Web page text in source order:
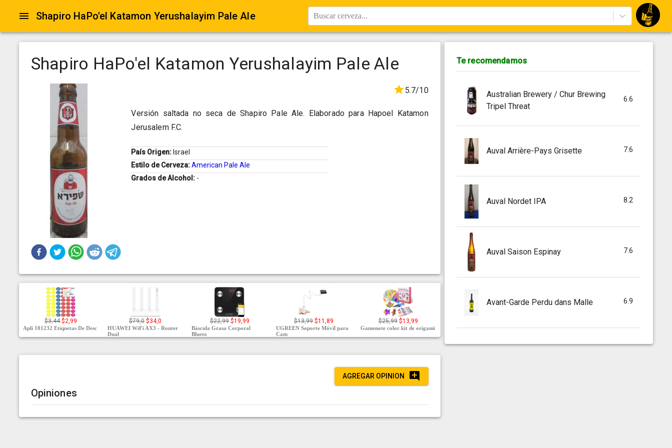
Shapiro HaPo'el Katamon Yerushalayim Pale Ale Buscar cerveza...
Shapiro HaPo'el Katamon Yerushalayim Pale Ale
5.7/10
Versión saltada no seca de Shapiro Pale Ale. Elaborado para Hapoel Katamon
Jerusalem F.C.
País Origen: Israel
Estilo de Cerveza:American Pale Ale
Grados de Alcohol: -
$3,44 $2,99
Apli 101232 Etiquetas De Desc
$79,0 $34,0
HUAWEI WiFi AX3 - Router
Dual
$22,99 $19,99
Báscula Grasa Corporal
Blueto
$13,99 $11,89
UGREEN Soporte Móvil para
Cam
$25,99 $13,99
Gamenote color kit de origami
AGREGAR OPINION
Opiniones
Te recomendamos
Australian Brewery / Chur Brewing
Tripel Threat
6.6
Auval Arrière-Pays Grisette 7.6
Auval Nordet IPA 8.2
Auval Saison Espinay 7.6
Avant-Garde Perdu dans Malle 6.9